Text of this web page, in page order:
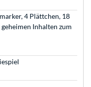
4 Plättchen, 18
Inhalten zum